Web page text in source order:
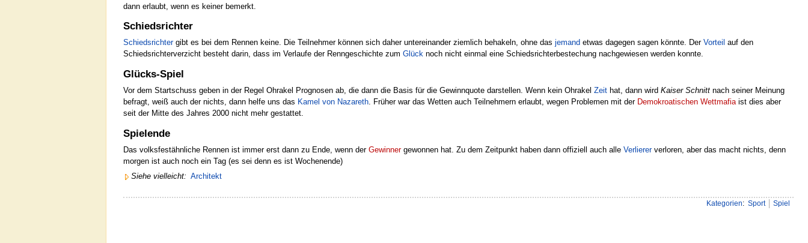
dann erlaubt, wenn es keiner bemerkt.
Schiedsrichter
Schiedsrichtergibt es bei dem Rennen keine. Die Teilnehmer können sich daher untereinander ziemlich behakeln, ohne das jemand etwas dagegen sagen könnte. Der Vorteil auf den
Schiedsrichterverzicht besteht darin, dass im Verlaufe der Renngeschichte zum Glück noch nicht einmal eine Schiedsrichterbestechung nachgewiesen werden konnte.
Glücks-Spiel
Vor dem Startschuss geben in der Regel Ohrakel Prognosen ab, die dann die Basis für die Gewinnquote darstellen. Wenn kein Ohrakel Zeit hat, dann wird Kaiser Schnitt nach seiner Meinung
befragt, weiß auch der nichts, dann helfe uns das Kamel von Nazareth. Früher war das Wetten auch Teilnehmern erlaubt, wegen Problemen mit der Demokroatischen Wettmafiaist dies aber
seit der Mitte des Jahres 2000 nicht mehr gestattet.
Spielende
Das volksfestähnliche Rennen ist immer erst dann zu Ende, wenn der Gewinnergewonnen hat. Zu dem Zeitpunkt haben dann offiziell auch alle Verliererverloren, aber das macht nichts, denn
morgen ist auch noch ein Tag (es sei denn es ist Wochenende)
Siehe vielleicht: Architekt
Kategorien: Sport Spiel